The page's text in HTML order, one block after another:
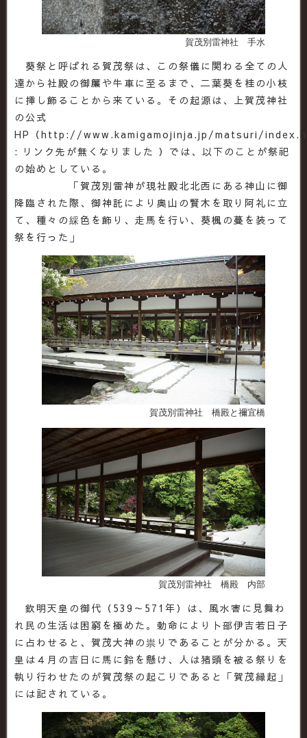
賀茂別雷神社 手水
葵祭と呼ばれる賀茂祭は、この祭儀に関わる全ての人
達から社殿の御簾や牛車に至るまで、二葉葵を桂の小枝
に挿し飾ることから来ている。その起源は、上賀茂神社
の公式
HP（http://www.kamigamojinja.jp/matsuri/
: リンク先が無くなりました ）では、以下のことが祭祀
の始めとしている。
「賀茂別雷神が現社殿北北西にある神山に御
降臨された際、御神託により奥山の賢木を取り阿礼に立
て、種々の綵色を飾り、走馬を行い、葵楓の蔓を装って
祭を行った」
賀茂別雷神社 橋殿と禰宜橋
賀茂別雷神社 橋殿 内部
欽明天皇の御代（539～571年）は、風水害に見舞わ
れ民の生活は困窮を極めた。勅命により卜部伊吉若日子
に占わせると、賀茂大神の祟りであることが分かる。天
皇は４月の吉日に馬に鈴を懸け、人は猪頭を被る祭りを
執り行わせたのが賀茂祭の起こりであると「賀茂縁起」
には記されている。